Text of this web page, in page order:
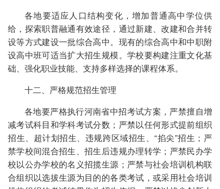
各地要适应人口结构变化，增加普通高中学位供
给，探索职普融通有效途径，通过新建、改建和合并转
设等方式建设一批综合高中。现有的综合高中和中职附
设高中班可适当扩大招生规模。学校要构建注重文化基
础、强化职业技能、支持多样选择的课程体系。
十二、严格规范招生管理
各地要严格执行河南省中招考试方案，严禁擅自增
减考试科目和学科考试分数；严禁以任何形式提前组织
招生、超计划招生、违规跨区域招生、“掐尖”招生；严
禁学校间混合招生、招生后违规办理转学；严禁民办学
校以公办学校的名义招揽生源；严禁与社会培训机构联
合组织以选拔生源为目的的各类考试，或采用社会培训